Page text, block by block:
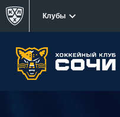
Клубы